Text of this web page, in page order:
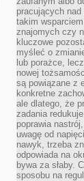
pracujących
takim
znajomych czy
kluczowe
myśleć o
lub porażce,
nowej
są powiązane z
konkretne
ale dlatego, że
zadania
poprawia
uwagę od
nawyk, trzeba
odpowiada na
bywa za słaby.
sposobu na